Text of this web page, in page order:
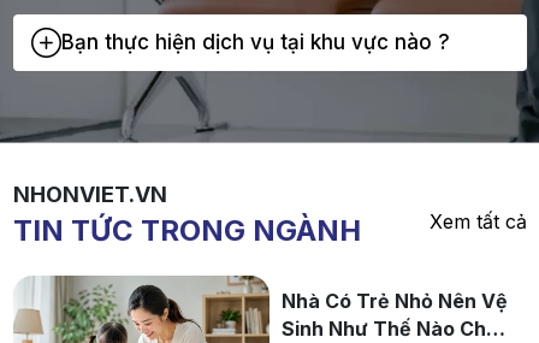
Bạn thực hiện dịch vụ tại khu vực nào ?
NHONVIET.VN
TIN TỨC TRONG NGÀNH Xem tất cả
Nhà Có Trẻ Nhỏ Nên Vệ
Sinh Như Thế Nào Cho